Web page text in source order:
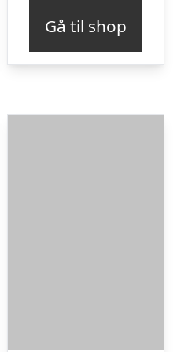
var:
kr. 339,95.kr.
Gå til shop